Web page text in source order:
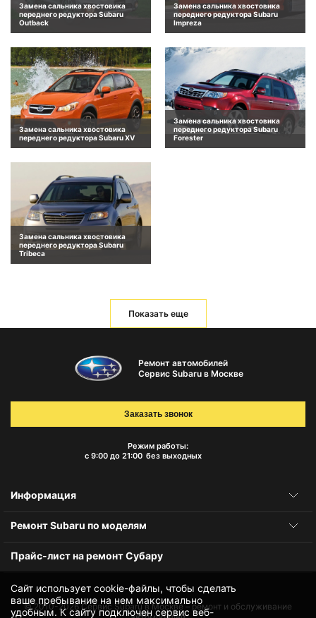
Замена сальника хвостовика
переднего редуктора Subaru
Outback
Замена сальника хвостовика
переднего редуктора Subaru
Impreza
Замена сальника хвостовика
переднего редуктора Subaru XV
Замена сальника хвостовика
переднего редуктора Subaru
Forester
Замена сальника хвостовика
переднего редуктора Subaru
Tribeca
Показать еще
Сайт использует cookie-файлы, чтобы сделать
ваше пребывание на нем максимально
удобным. К cайту подключен сервис веб-
Ремонт автомобилей
Сервис Subaru в Москве
Режим работы:
с 9:00 до 21:00 без выходных
Заказать звонок
Информация
Ремонт Subaru по моделям
Прайс-лист на ремонт Субару
© 2010-2026Сервис Subaru в Москве – ремонт и обслуживание